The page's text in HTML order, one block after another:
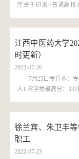
厅关于印发<普通高校
考科目要求100501中
可报考）100501中医学
江西中医药大学
时更新）
2022-07-26
7月25日专升本：
人1.农学类最高分：
线：364省控线：246
人，录取4人1.医学类最
徐兰宾、朱卫丰
职工
2022-07-23